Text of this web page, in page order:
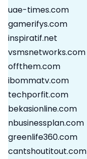
uae-times.com
gamerifys.com
inspiratif.net
vsmsnetworks.com
offthem.com
ibommatv.com
techporfit.com
bekasionline.com
nbusinessplan.com
greenlife360.com
cantshoutitout.com